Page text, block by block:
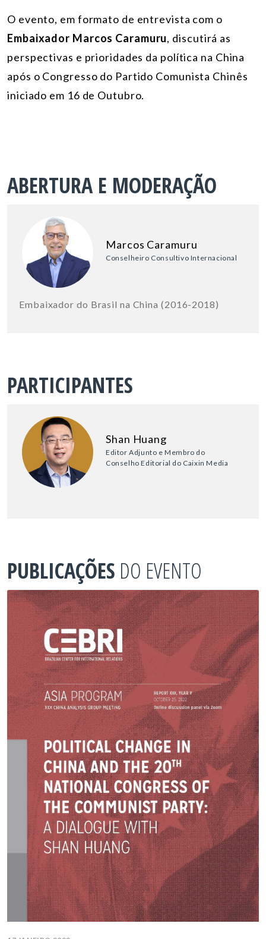
O evento, em formato de entrevista com o
Embaixador Marcos Caramuru, discutirá as
perspectivas e prioridades da política na China
após o Congresso do Partido Comunista Chinês
iniciado em 16 de Outubro.
ABERTURA E MODERAÇÃO
Marcos Caramuru
Conselheiro Consultivo Internacional
Embaixador do Brasil na China (2016-2018)
PARTICIPANTES
Shan Huang
Editor Adjunto e Membro do
Conselho Editorial do Caixin Media
PUBLICAÇÕES DO EVENTO